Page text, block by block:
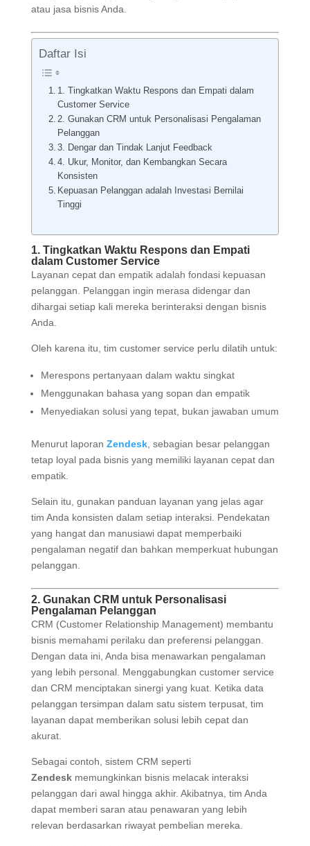
atau jasa bisnis Anda.
Daftar Isi
1. Tingkatkan Waktu Respons dan Empati dalam
Customer Service
2. Gunakan CRM untuk Personalisasi Pengalaman
Pelanggan
3. Dengar dan Tindak Lanjut Feedback
4. Ukur, Monitor, dan Kembangkan Secara
Konsisten
Kepuasan Pelanggan adalah Investasi Bernilai
Tinggi
1. Tingkatkan Waktu Respons dan Empati
dalam Customer Service
Layanan cepat dan empatik adalah fondasi kepuasan
pelanggan. Pelanggan ingin merasa didengar dan
dihargai setiap kali mereka berinteraksi dengan bisnis
Anda.
Oleh karena itu, tim customer service perlu dilatih untuk:
Merespons pertanyaan dalam waktu singkat
Menggunakan bahasa yang sopan dan empatik
Menyediakan solusi yang tepat, bukan jawaban umum
Menurut laporan Zendesk, sebagian besar pelanggan
tetap loyal pada bisnis yang memiliki layanan cepat dan
empatik.
Selain itu, gunakan panduan layanan yang jelas agar
tim Anda konsisten dalam setiap interaksi. Pendekatan
yang hangat dan manusiawi dapat memperbaiki
pengalaman negatif dan bahkan memperkuat hubungan
pelanggan.
2. Gunakan CRM untuk Personalisasi
Pengalaman Pelanggan
CRM (Customer Relationship Management) membantu
bisnis memahami perilaku dan preferensi pelanggan.
Dengan data ini, Anda bisa menawarkan pengalaman
yang lebih personal. Menggabungkan customer service
dan CRM menciptakan sinergi yang kuat. Ketika data
pelanggan tersimpan dalam satu sistem terpusat, tim
layanan dapat memberikan solusi lebih cepat dan
akurat.
Sebagai contoh, sistem CRM seperti
Zendeskmemungkinkan bisnis melacak interaksi
pelanggan dari awal hingga akhir. Akibatnya, tim Anda
dapat memberi saran atau penawaran yang lebih
relevan berdasarkan riwayat pembelian mereka.